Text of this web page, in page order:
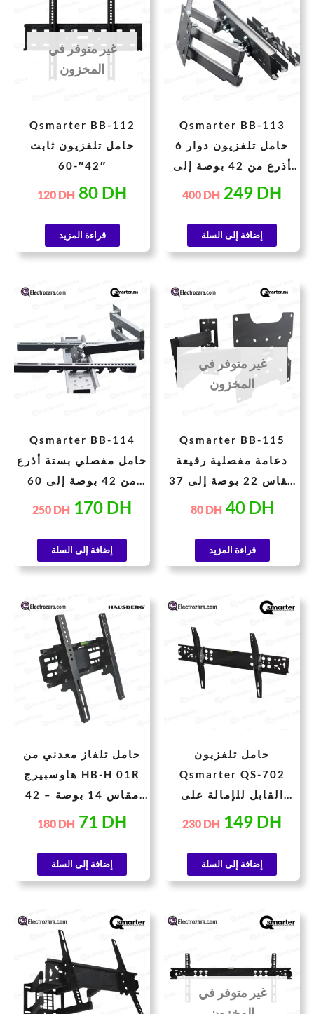
غير متوفر في
المخزون
Qsmarter BB-112
حامل تلفزيون ثابت
42″-60″
120DH
هو:
120 DH.
80 DH
هو:
80 DH.
قراءة المزيد
Qsmarter BB-113
حامل تلفزيون دوار 6
أذرع من 42 بوصة إلى
60 بوصة
400DH
هو:
400 DH.
249 DH
إضافة إلى السلة
Qsmarter BB-114
حامل مفصلي بستة أذرع
من 42 بوصة إلى 60
بوصة
250DH
السعر
الأصلي
هو:
250 DH.
170 DH
السعر
هو:
170 DH.
إضافة إلى السلة
غير متوفر في
المخزون
Qsmarter BB-115
دعامة مفصلية رفيعة
مقاس 22 بوصة إلى 37
بوصة
80DH
السعر
الأصلي
هو:
80 DH.
40 DH
هو:
قراءة المزيد
حامل تلفاز معدني من
هاوسبيرج HB-H 01R
مقاس 14 بوصة – 42
بوصة
180DH
السعر
الأصلي
هو:
180 DH.
71 DH
السعر
إضافة إلى السلة
حامل تلفزيون
Qsmarter QS-702
القابل للإمالة على
والمرونة
230DH
السعر
هو:
230 DH.
149 DH
إضافة إلى السلة
السعر
الأصلي
هو:
900 DH.
السعر
749 DH. غير متوفر في
السعر
هو:
430 DH.